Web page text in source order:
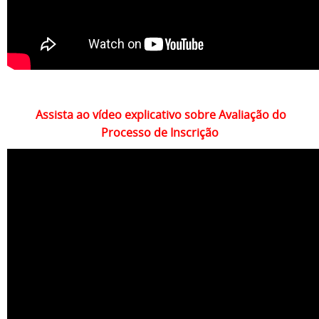
Assista ao vídeo explicativo sobre Avaliação do
Processo de Inscrição